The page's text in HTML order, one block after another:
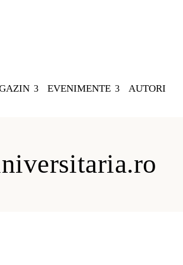
EVENIMENTE AUTORI